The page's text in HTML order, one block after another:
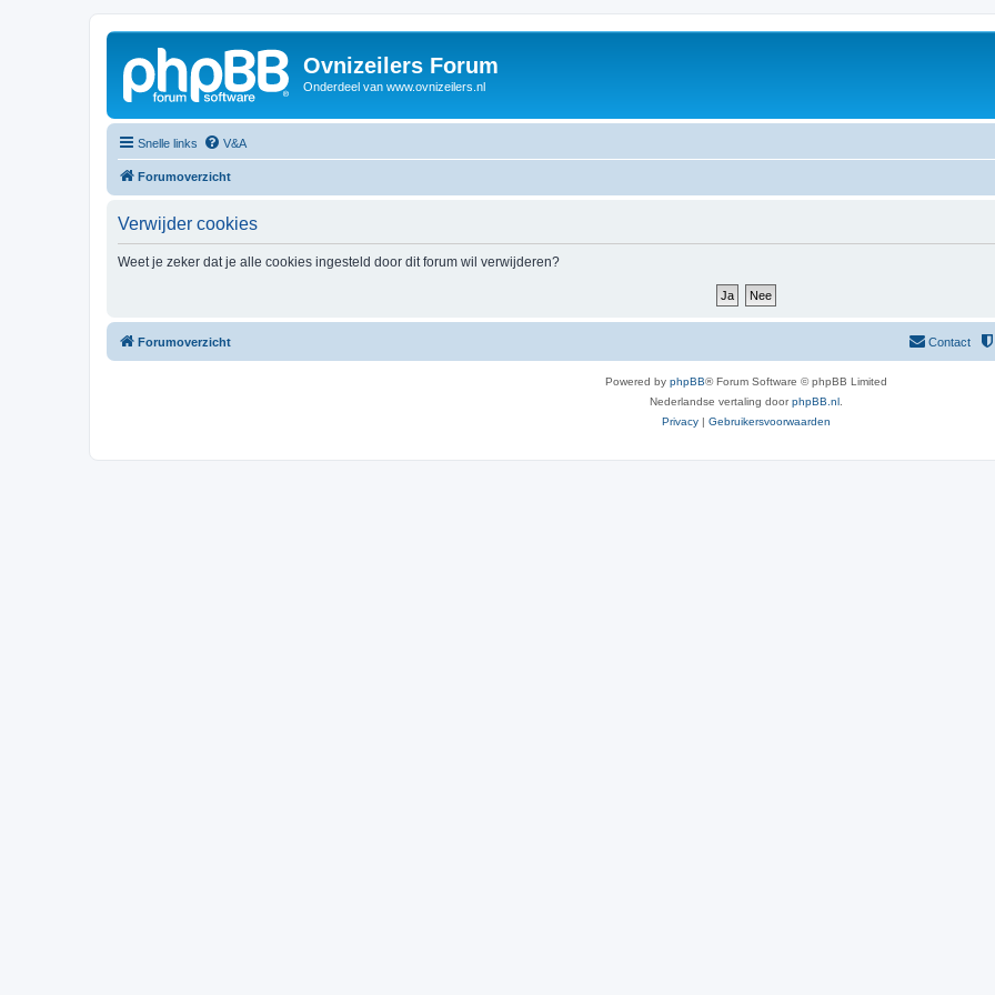
Ovnizeilers Forum
Onderdeel van www.ovnizeilers.nl
Snelle links V&A
Forumoverzicht
Verwijder cookies
Weet je zeker dat je alle cookies ingesteld door dit forum wil verwijderen?
Forumoverzicht Contact
Powered by phpBB® Forum Software © phpBB Limited
Nederlandse vertaling doorphpBB.nl
Privacy | Gebruikersvoorwaarden